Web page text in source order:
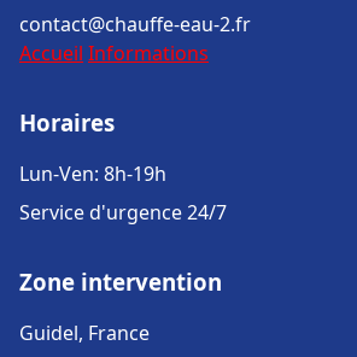
contact@chauffe-eau-2.fr
Accueil Informations
Horaires
Lun-Ven: 8h-19h
Service d'urgence 24/7
Zone intervention
Guidel, France